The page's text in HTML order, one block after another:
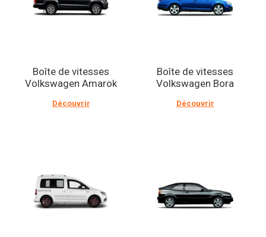
Boîte de vitesses
Volkswagen Amarok
Découvrir
Boîte de vitesses
Volkswagen Bora
Découvrir